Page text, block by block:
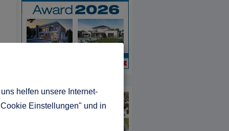
helfen unsere Internet-
Einstellungen" und in